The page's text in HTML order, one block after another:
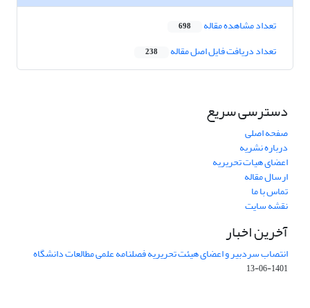
تعداد مشاهده مقاله 698
تعداد دریافت فایل اصل مقاله 238
دسترسی سریع
صفحه اصلی
درباره نشریه
اعضای هیات تحریریه
ارسال مقاله
تماس با ما
نقشه سایت
آخرین اخبار
انتصاب سردبیر و اعضای هیئت تحریریه فصلنامه علمی مطالعات دانشگاه
1401-06-13